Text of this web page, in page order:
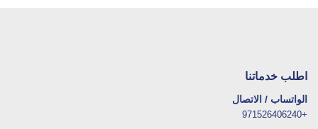
اطلب خدماتنا
الواتساب / الاتصال
+971526406240